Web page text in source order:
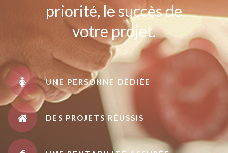
priorité, le succès de
votre projet.
UNE PERSONNE DÉDIÉE
DES PROJETS RÉUSSIS